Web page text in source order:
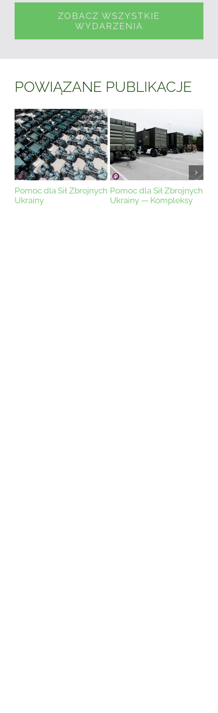
ZOBACZ WSZYSTKIE
WYDARZENIA
POWIĄZANE PUBLIKACJE
Pomoc dla Sił Zbrojnych
Ukrainy — Kompleksy
Pomoc dla Sił Zbrojnych
Ukrainy